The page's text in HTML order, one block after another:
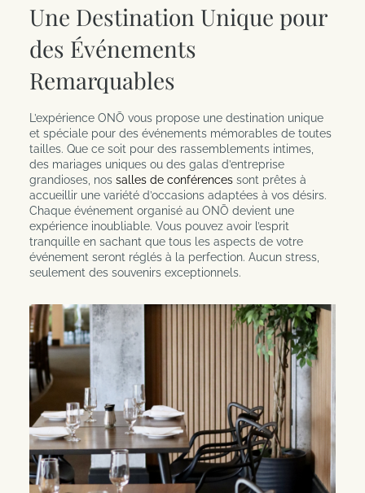
Une Destination Unique pour
des Événements
Remarquables
L’expérience ONŌ vous propose une destination unique
et spéciale pour des événements mémorables de toutes
tailles. Que ce soit pour des rassemblements intimes,
des mariages uniques ou des galas d’entreprise
grandioses, nos salles de conférencessont prêtes à
accueillir une variété d’occasions adaptées à vos désirs.
Chaque événement organisé au ONŌ devient une
expérience inoubliable. Vous pouvez avoir l’esprit
tranquille en sachant que tous les aspects de votre
événement seront réglés à la perfection. Aucun stress,
seulement des souvenirs exceptionnels.